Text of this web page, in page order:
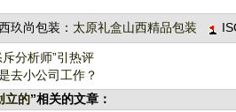
玖尚包装： 太原礼盒山西精品包装
分析师”引热评
去小公司工作？
立的”相关的文章：